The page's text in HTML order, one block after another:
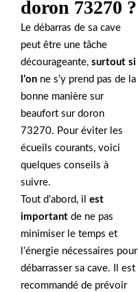
doron 73270 ?
Le débarras de sa cave
peut être une tâche
décourageante, surtout si
l’on ne s’y prend pas de la
bonne manière sur
beaufort sur doron
73270. Pour éviter les
écueils courants, voici
quelques conseils à
suivre.
Tout d’abord, il est
important de ne pas
minimiser le temps et
l’énergie nécessaires pour
débarrasser sa cave. Il est
recommandé de prévoir